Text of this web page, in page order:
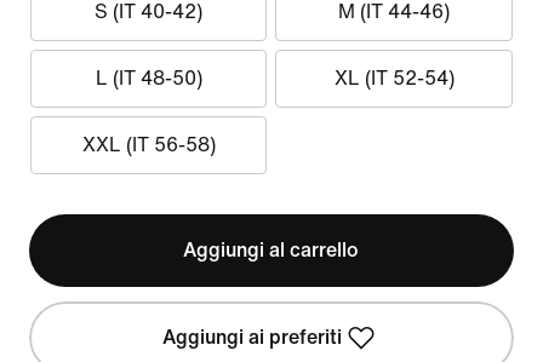
S (IT 40-42) M (IT 44-46)
L (IT 48-50) XL (IT 52-54)
XXL (IT 56-58)
Aggiungi al carrello
Aggiungi ai preferiti